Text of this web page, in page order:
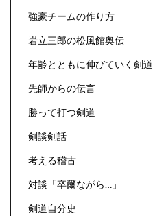
強豪チームの作り方
岩立三郎の松風館奥伝
年齢とともに伸びていく剣道
先師からの伝言
勝って打つ剣道
剣談剣話
考える稽古
対談「卒爾ながら…」
剣道自分史